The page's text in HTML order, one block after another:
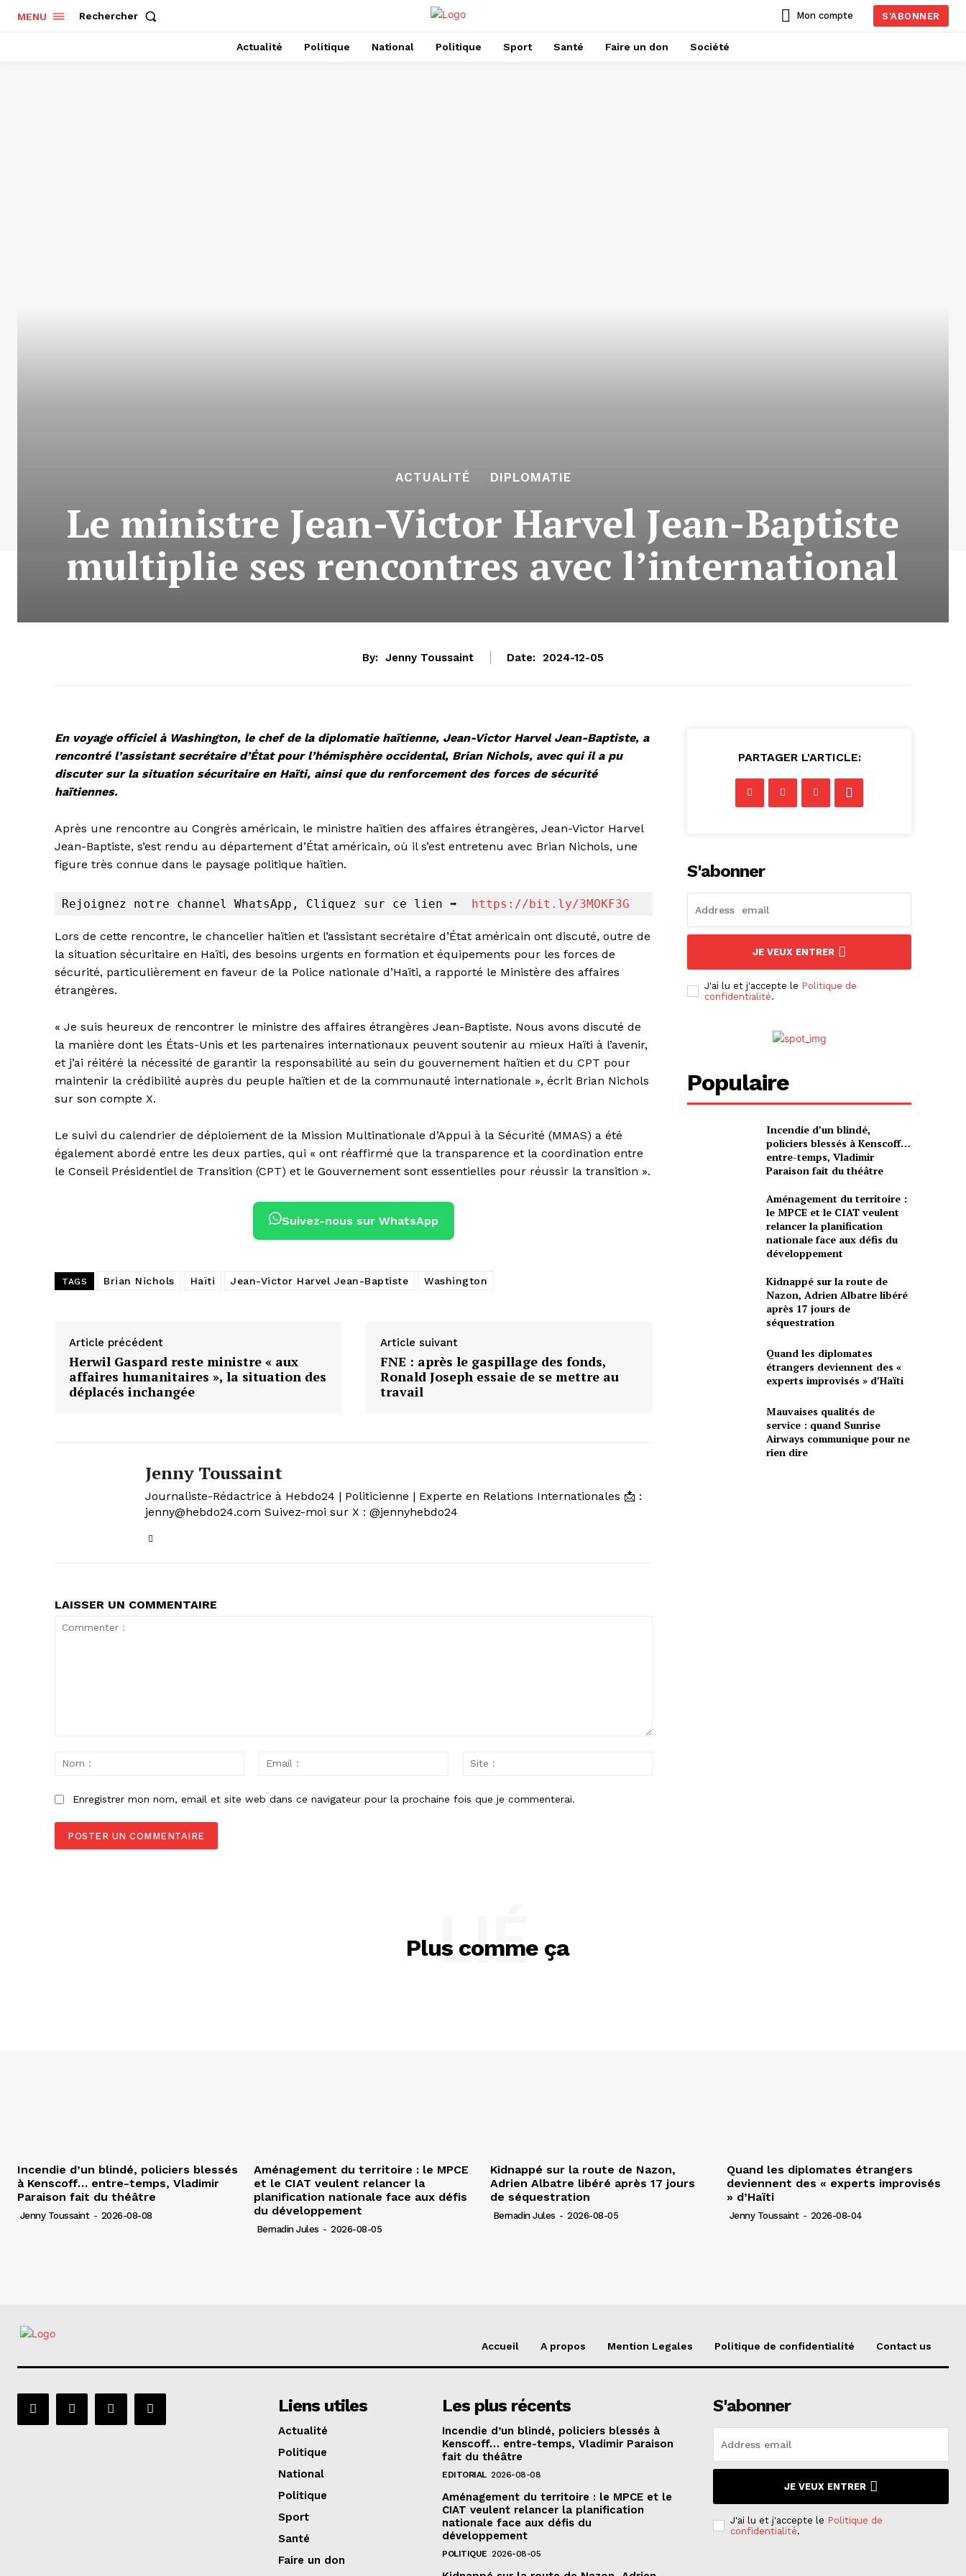
MENU Rechercher Mon compte S'ABONNER
Actualité Politique National Politique Sport Santé Faire un don Société
ACTUALITÉ DIPLOMATIE
Le ministre Jean-Victor Harvel Jean-Baptiste
multiplie ses rencontres avec l’international
By: Jenny Toussaint Date: 2024-12-05
En voyage officiel à Washington, le chef de la diplomatie haïtienne, Jean-Victor Harvel Jean-Baptiste, a
rencontré l’assistant secrétaire d’État pour l’hémisphère occidental, Brian Nichols, avec qui il a pu
discuter sur la situation sécuritaire en Haïti, ainsi que du renforcement des forces de sécurité
haïtiennes.
Après une rencontre au Congrès américain, le ministre haïtien des affaires étrangères, Jean-Victor Harvel
Jean-Baptiste, s’est rendu au département d’État américain, où il s’est entretenu avec Brian Nichols, une
figure très connue dans le paysage politique haïtien.
Rejoignez notre channel WhatsApp , Cliquez sur ce lien ➡️ https://bit.ly/3MOKF3G
Lors de cette rencontre, le chancelier haïtien et l’assistant secrétaire d’État américain ont discuté, outre de
la situation sécuritaire en Haïti, des besoins urgents en formation et équipements pour les forces de
sécurité, particulièrement en faveur de la Police nationale d’Haïti, a rapporté le Ministère des affaires
étrangères.
« Je suis heureux de rencontrer le ministre des affaires étrangères Jean-Baptiste. Nous avons discuté de
la manière dont les États-Unis et les partenaires internationaux peuvent soutenir au mieux Haïti à l’avenir,
et j’ai réitéré la nécessité de garantir la responsabilité au sein du gouvernement haïtien et du CPT pour
maintenir la crédibilité auprès du peuple haïtien et de la communauté internationale », écrit Brian Nichols
sur son compte X.
Le suivi du calendrier de déploiement de la Mission Multinationale d’Appui à la Sécurité (MMAS) a été
également abordé entre les deux parties, qui « ont réaffirmé que la transparence et la coordination entre
le Conseil Présidentiel de Transition (CPT) et le Gouvernement sont essentielles pour réussir la transition ».
Suivez-nous sur WhatsApp
TAGS Brian Nichols Haïti Jean-Victor Harvel Jean-Baptiste Washington
Article précédent
Herwil Gaspard reste ministre « aux
affaires humanitaires », la situation des
déplacés inchangée
Article suivant
FNE : après le gaspillage des fonds,
Ronald Joseph essaie de se mettre au
travail
Jenny Toussaint
Journaliste-Rédactrice à Hebdo24 | Politicienne | Experte en Relations Internationales 📩 :
jenny@hebdo24.com Suivez-moi sur X : @jennyhebdo24
LAISSER UN COMMENTAIRE
Email
Enregistrer mon nom, email et site web dans ce navigateur pour la prochaine fois que je commenterai.
PARTAGER L'ARTICLE:
S'abonner
JE VEUX ENTRER
J'ai lu et j'accepte le Politique de
confidentialité.
Populaire
Incendie d’un blindé,
policiers blessés à Kenscoff…
entre-temps, Vladimir
Paraison fait du théâtre
Aménagement du territoire :
le MPCE et le CIAT veulent
relancer la planification
nationale face aux défis du
développement
Kidnappé sur la route de
Nazon, Adrien Albatre libéré
après 17 jours de
séquestration
Quand les diplomates
étrangers deviennent des «
experts improvisés » d’Haïti
Mauvaises qualités de
service : quand Sunrise
Airways communique pour ne
rien dire
Plus comme ça
LIÉ
Incendie d’un blindé, policiers blessés
à Kenscoff… entre-temps, Vladimir
Paraison fait du théâtre
Jenny Toussaint - 2026-08-08
Aménagement du territoire : le MPCE
et le CIAT veulent relancer la
planification nationale face aux défis
du développement
Bernadin Jules - 2026-08-05
Kidnappé sur la route de Nazon,
Adrien Albatre libéré après 17 jours
de séquestration
Bernadin Jules - 2026-08-05
Quand les diplomates étrangers
deviennent des « experts improvisés
» d’Haïti
Jenny Toussaint - 2026-08-04
Accueil A propos Mention Legales Politique de confidentialité Contact us
Liens utiles
Actualité
Politique
National
Politique
Sport
Santé
Faire un don
Les plus récents
Incendie d’un blindé, policiers blessés à
Kenscoff… entre-temps, Vladimir Paraison
fait du théâtre
EDITORIAL 2026-08-08
Aménagement du territoire : le MPCE et le
CIAT veulent relancer la planification
nationale face aux défis du
développement
POLITIQUE 2026-08-05
S'abonner
JE VEUX ENTRER
J'ai lu et j'accepte le Politique de
confidentialité.